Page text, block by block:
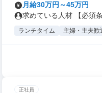
月給30万円～45万円
求めている人材 【必須
ランチタイム 主婦・主夫歓
正社員